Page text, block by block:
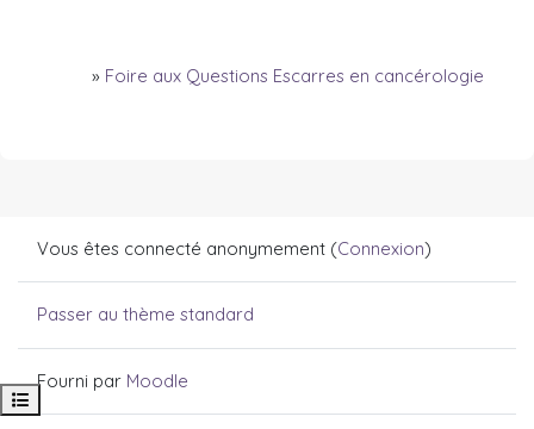
Ouvrir l’index du cours
» Foire aux Questions Escarres en cancérologie
Vous êtes connecté anonymement (Connexion)
Passer au thème standard
Fourni par Moodle